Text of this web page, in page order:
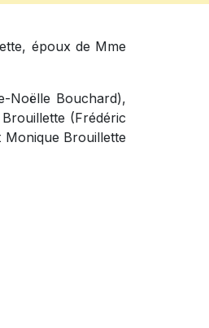
époux de Mme
Noëlle Bouchard),
(Frédéric
Brouillette